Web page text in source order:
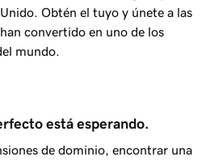
Obtén el tuyo y únete a las
convertido en uno de los
mundo.
está esperando.
de dominio, encontrar una